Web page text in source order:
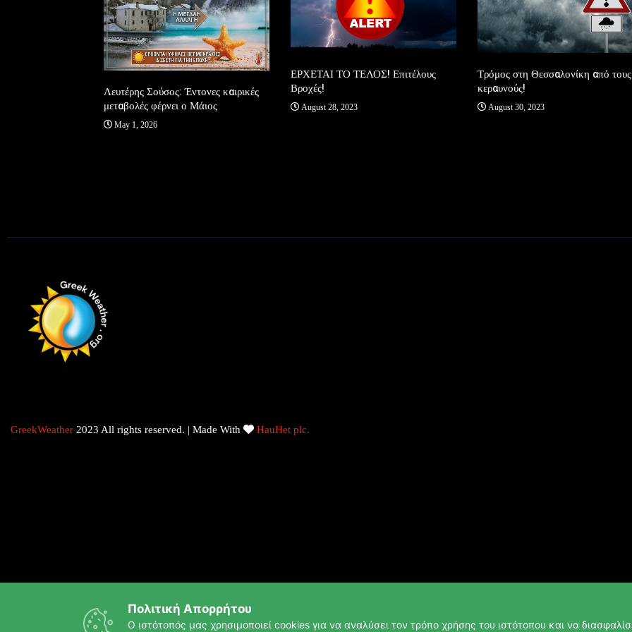
Λευτέρης Σούσος: Έντονες καιρικές
μεταβολές φέρνει ο Μάιος
May 1, 2026
ΕΡΧΕΤΑΙ ΤΟ ΤΕΛΟΣ! Επιτέλους
Βροχές!
August 28, 2023
Τρόμος στη Θεσσαλονίκη από τους
κεραυνούς!
August 30, 2023
GreekWeather 2023 All rights reserved. | Made With HauHet plc.
Πολιτική Απορρήτου
Ο ιστότοπός μας χρησιμοποιεί cookies για να αναλύσει τον τρόπο χρήσης του ιστότοπου και να